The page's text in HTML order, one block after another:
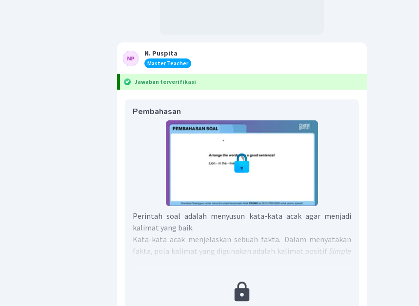
N. Puspita
Master Teacher
Jawaban terverifikasi
Pembahasan
Perintah soal adalah menyusun kata-kata acak agar menjadi
kalimat yang baik.
Kata-kata acak menjelaskan sebuah fakta. Dalam menyatakan
fakta, pola kalimat yang digunakan adalah kalimat positif Simple
kata kerja ditambah